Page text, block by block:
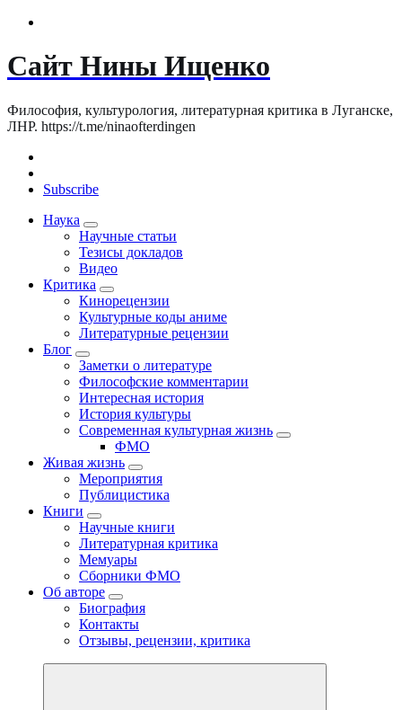
Сайт Нины Ищенко
Философия, культурология, литературная критика в Луганске,
ЛНР. https://t.me/ninaofterdingen
Subscribe
Наука
Научные статьи
Тезисы докладов
Видео
Критика
Кинорецензии
Культурные коды аниме
Литературные рецензии
Блог
Заметки о литературе
Философские комментарии
Интересная история
История культуры
Современная культурная жизнь
ФМО
Живая жизнь
Мероприятия
Публицистика
Книги
Научные книги
Литературная критика
Мемуары
Сборники ФМО
Об авторе
Биография
Контакты
Отзывы, рецензии, критика